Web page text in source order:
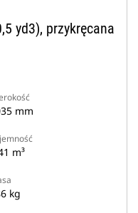
yd3), przykręcana
mm
m³
kg